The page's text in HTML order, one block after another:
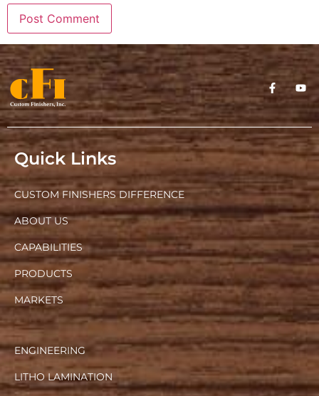
Quick Links
CUSTOM FINISHERS DIFFERENCE
ABOUT US
CAPABILITIES
PRODUCTS
MARKETS
ENGINEERING
LITHO LAMINATION